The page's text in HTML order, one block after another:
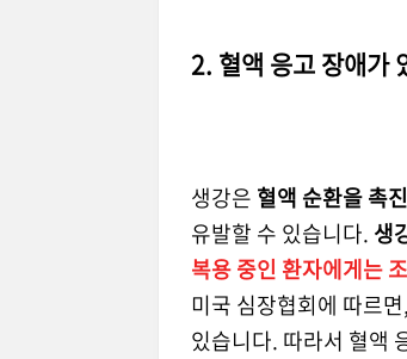
2. 혈액 응고 장애가
생강은 혈액 순환을 촉
유발할 수 있습니다. 생
복용 중인 환자에게는
미국 심장협회에 따르
있습니다. 따라서 혈액